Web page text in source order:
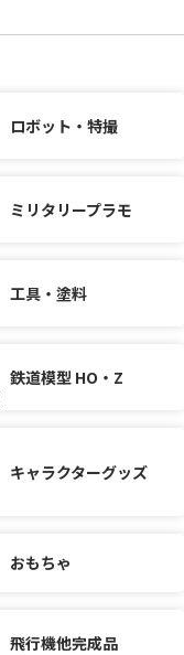
ロボット・特撮
ミリタリープラモ
工具・塗料
鉄道模型 HO・Z
キャラクターグッズ
おもちゃ
飛行機他完成品